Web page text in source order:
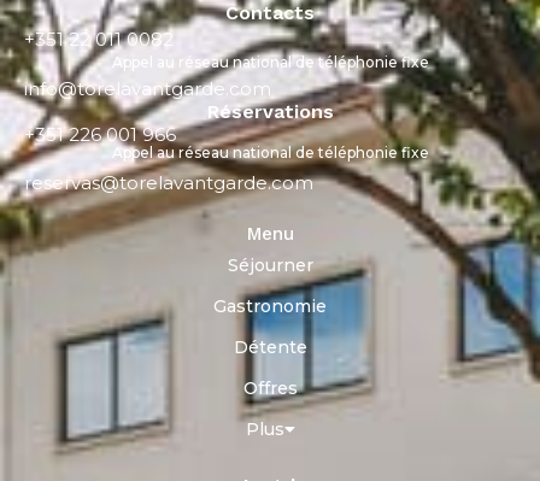
Contacts
+351 22 011 0082
Appel au réseau national de téléphonie fixe
info@torelavantgarde.com
Réservations
+351 226 001 966
Appel au réseau national de téléphonie fixe
reservas@torelavantgarde.com
Menu
Séjourner
Gastronomie
Détente
Offres
Plus